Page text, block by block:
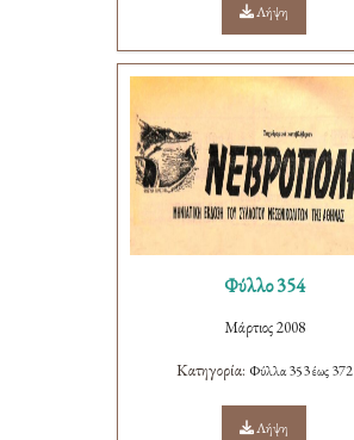
Λήψη
Φύλλο 354
Μάρτιος 2008
Κατηγορία: Φύλλα 353 έως 372
Λήψη